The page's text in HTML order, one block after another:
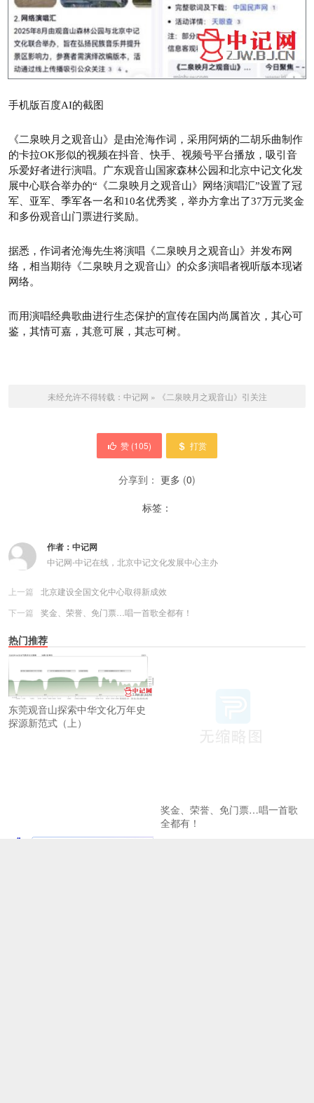
手机版百度AI的截图
《二泉映月之观音山》是由沧海作词，采用阿炳的二胡乐曲制作
的卡拉OK形似的视频在抖音、快手、视频号平台播放，吸引音
乐爱好者进行演唱。广东观音山国家森林公园和北京中记文化发
展中心联合举办的“《二泉映月之观音山》网络演唱汇”设置了冠
军、亚军、季军各一名和10名优秀奖，举办方拿出了37万元奖金
和多份观音山门票进行奖励。
据悉，作词者沧海先生将演唱《二泉映月之观音山》并发布网
络，相当期待《二泉映月之观音山》的众多演唱者视听版本现诸
网络。
而用演唱经典歌曲进行生态保护的宣传在国内尚属首次，其心可
鉴，其情可嘉，其意可展，其志可树。
未经允许不得转载： 中记网 » 《二泉映月之观音山》引关注
赞 (105) 打赏
分享到： 更多 (0)
标签：
作者： 中记网
中记网-中记在线，北京中记文化发展中心主办
上一篇
北京建设全国文化中心取得新成效
下一篇
奖金、荣誉、免门票…唱一首歌全都有！
热门推荐
东莞观音山探索中华文化万年史
探源新范式（上）
奖金、荣誉、免门票…唱一首歌
全都有！